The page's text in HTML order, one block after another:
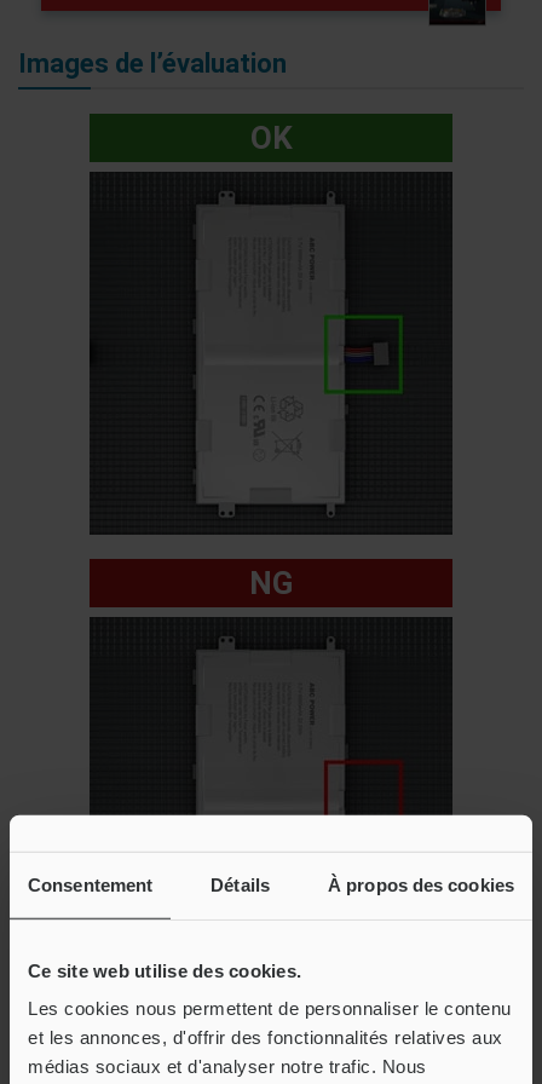
Consentement Détails À propos des cookies
Ce site web utilise des cookies.
Les cookies nous permettent de personnaliser le contenu
et les annonces, d'offrir des fonctionnalités relatives aux
médias sociaux et d'analyser notre trafic. Nous
Images de l’évaluation
OK
NG
Avantages clés